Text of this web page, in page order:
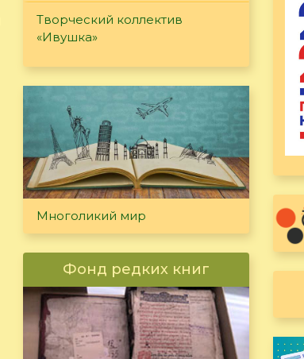
Творческий коллектив
«Ивушка»
Многоликий мир
Фонд редких книг